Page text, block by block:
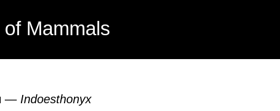
Mammals
— Indoesthonyx